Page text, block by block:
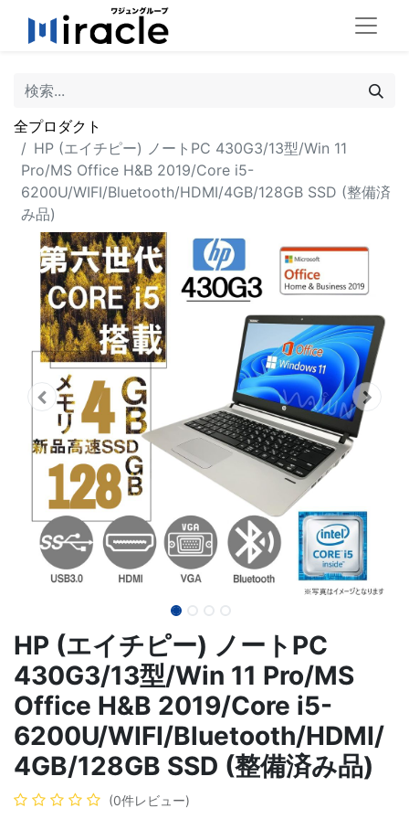
全プロダクト
HP (エイチピー) ノートPC 430G3/13型/Win 11
Pro/MS Office H&B 2019/Core i5-
6200U/WIFI/Bluetooth/HDMI/4GB/128GB SSD (整備済
み品)
HP (エイチピー) ノートPC
430G3/13型/Win 11 Pro/MS
Office H&B 2019/Core i5-
6200U/WIFI/Bluetooth/HDMI/
4GB/128GB SSD (整備済み品)
(0件レビュー)